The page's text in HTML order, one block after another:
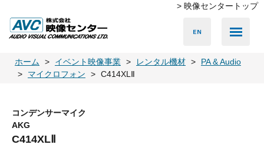
> 映像センタートップ
ホーム イベント映像事業 レンタル機材
PA & Audio
マイクロフォン
C414XLⅡ
コンデンサーマイク
AKG
C414XLⅡ